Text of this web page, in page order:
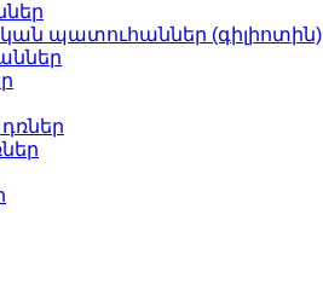
պատուհաններ (գիլիոտին)